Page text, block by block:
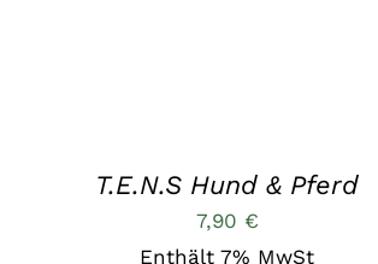
T.E.N.S Hund & Pferd
7,90 €
Enthält 7% MwSt